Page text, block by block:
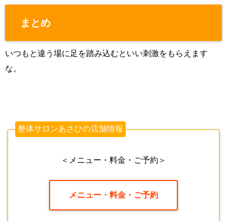
まとめ
いつもと違う場に足を踏み込むといい刺激をもらえます
な。
整体サロンあさひの店舗情報
＜メニュー・料金・ご予約＞
メニュー・料金・ご予約